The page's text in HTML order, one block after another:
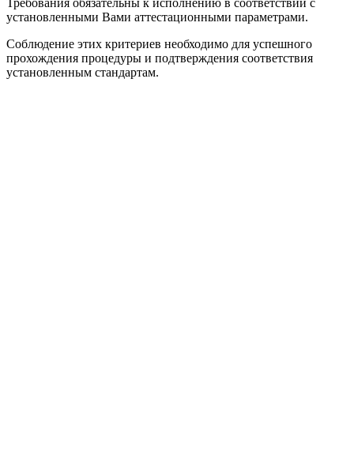
установленными Вами аттестационными параметрами.
Соблюдение этих критериев необходимо для успешного
прохождения процедуры и подтверждения соответствия
установленным стандартам.